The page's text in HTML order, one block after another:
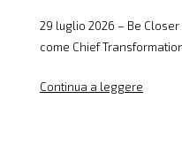
29 luglio 2026 – Be
come Chief
Continua a leggere